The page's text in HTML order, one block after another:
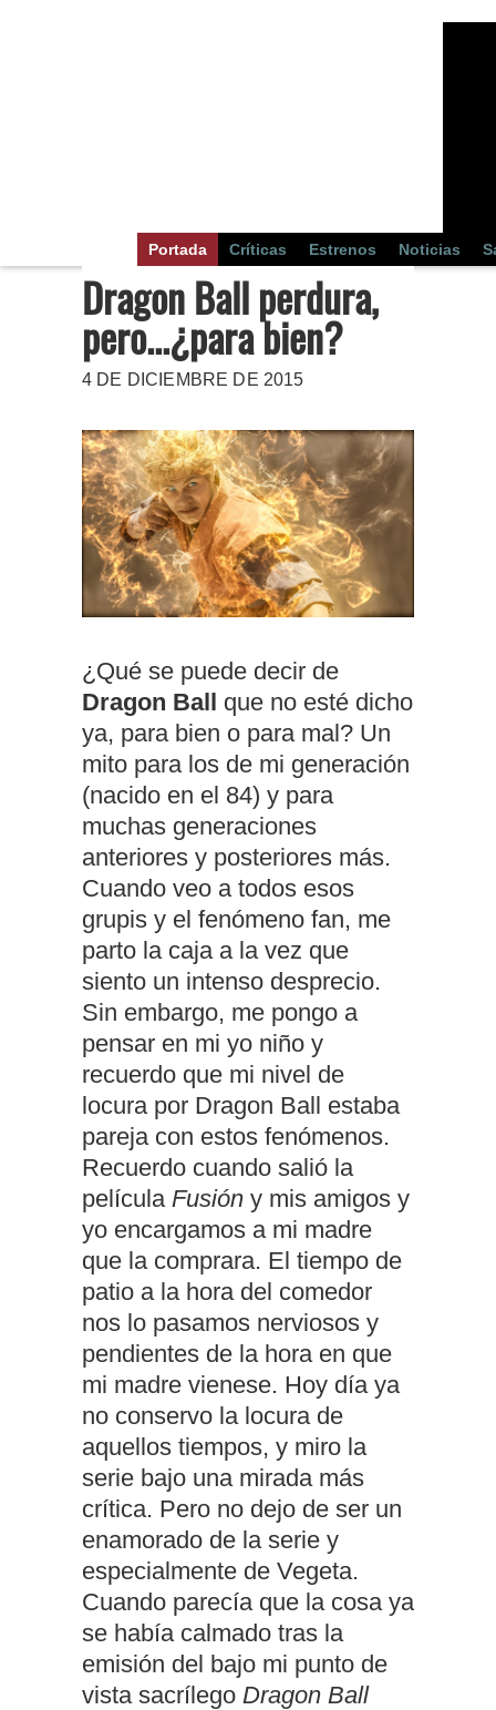
Portada Críticas Estrenos Noticias
Dragon Ball perdura,
pero...¿para bien?
4 DE DICIEMBRE DE 2015
¿Qué se puede decir de
Dragon Ball que no esté dicho
ya, para bien o para mal? Un
mito para los de mi generación
(nacido en el 84) y para
muchas generaciones
anteriores y posteriores más.
Cuando veo a todos esos
grupis y el fenómeno fan, me
parto la caja a la vez que
siento un intenso desprecio.
Sin embargo, me pongo a
pensar en mi yo niño y
recuerdo que mi nivel de
locura por Dragon Ball estaba
pareja con estos fenómenos.
Recuerdo cuando salió la
película Fusión y mis amigos y
yo encargamos a mi madre
que la comprara. El tiempo de
patio a la hora del comedor
nos lo pasamos nerviosos y
pendientes de la hora en que
mi madre vienese. Hoy día ya
no conservo la locura de
aquellos tiempos, y miro la
serie bajo una mirada más
crítica. Pero no dejo de ser un
enamorado de la serie y
especialmente de Vegeta.
Cuando parecía que la cosa ya
se había calmado tras la
emisión del bajo mi punto de
vista sacrílego Dragon Ball